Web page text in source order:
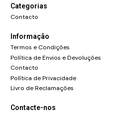
Categorias
Contacto
Informação
Termos e Condições
Política de Envios e Devoluções
Contacto
Política de Privacidade
Livro de Reclamações
Contacte-nos